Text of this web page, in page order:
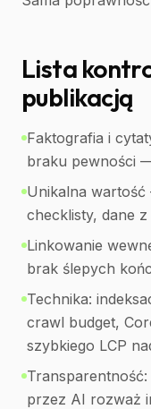
Lista
publikacją
Faktografia i
braku pewności
Unikalna
checklisty, dane
Linkowanie
brak ślepych
Technika:
crawl budget,
szybkiego LCP
przez AI rozważ